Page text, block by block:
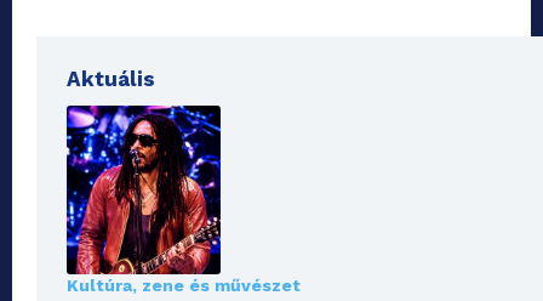
Aktuális
Kultúra, zene és művészet